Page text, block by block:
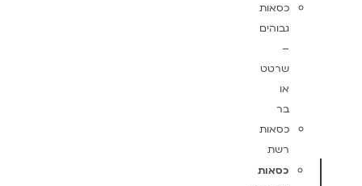
כסאות
גבוהים
–
שרטט
או
בר
כסאות
רשת
כסאות